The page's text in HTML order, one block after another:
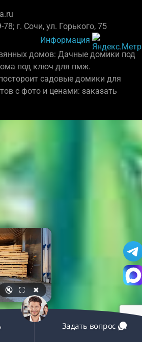
г. Сочи, ул. Горького, 75
Информация
домов: Дачные домики под
под ключ для пмж.
садовые домики для
с фото и ценами: заказать
🔇 ⛶ ✖
Задать вопрос